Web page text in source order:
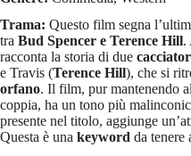
Trama: Questo film segna
tra Bud Spencer e Terence Hill.
racconta la storia di due
e Travis (Terence Hill), che si
orfano. Il film, pur mantenendo
coppia, ha un tono più
presente nel titolo, aggiunge
Questa è una keyword da tenere